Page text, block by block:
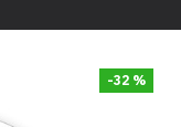
-32 %